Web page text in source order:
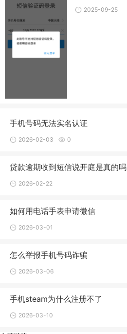
2025-09-25
手机号码无法实名认证
2026-02-03 0
贷款逾期收到短信说开庭是真的吗
2026-02-22
如何用电话手表申请微信
2026-03-01
怎么举报手机号码诈骗
2026-03-06
手机steam为什么注册不了
2026-03-10